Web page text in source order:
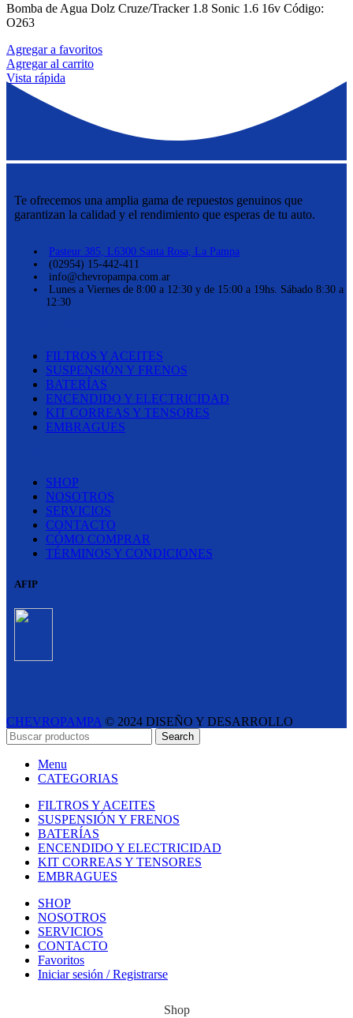
Bomba de Agua Dolz Cruze/Tracker 1.8 Sonic 1.6 16v Código:
O263
Agregar a favoritos
Agregar al carrito
Vista rápida
Te ofrecemos una amplia gama de repuestos genuinos que
garantizan la calidad y el rendimiento que esperas de tu auto.
Pasteur 385, L6300 Santa Rosa, La Pampa
(02954) 15-442-411
info@chevropampa.com.ar
Lunes a Viernes de 8:00 a 12:30 y de 15:00 a 19hs. Sábado 8:30 a
12:30
FILTROS Y ACEITES
SUSPENSIÓN Y FRENOS
BATERÍAS
ENCENDIDO Y ELECTRICIDAD
KIT CORREAS Y TENSORES
EMBRAGUES
SHOP
NOSOTROS
SERVICIOS
CONTACTO
CÓMO COMPRAR
TÉRMINOS Y CONDICIONES
AFIP
CHEVROPAMPA © 2024 DISEÑO Y DESARROLLO
ESTUDIO LIPINA
- E-COMMERCE SOLUTIONS
Search
Menu
CATEGORIAS
FILTROS Y ACEITES
SUSPENSIÓN Y FRENOS
BATERÍAS
ENCENDIDO Y ELECTRICIDAD
KIT CORREAS Y TENSORES
EMBRAGUES
SHOP
NOSOTROS
SERVICIOS
CONTACTO
Favoritos
Iniciar sesión / Registrarse
Shop